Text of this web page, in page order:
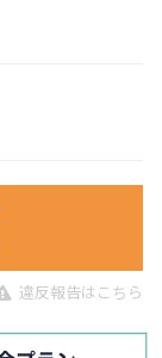
違反報告はこちら